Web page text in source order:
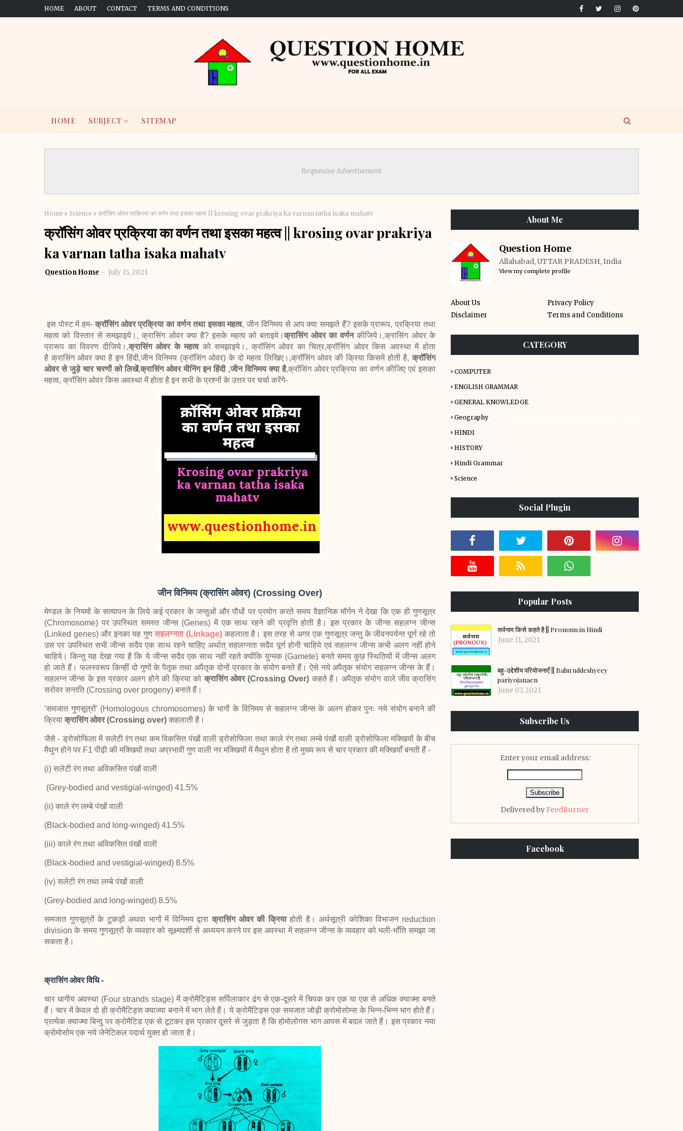
HOME ABOUT CONTACT TERMS AND CONDITIONS
HOME SUBJECT SITEMAP
Responsive Advertisement
Home Science क्रॉसिंग ओवर प्रक्रिया का वर्णन तथा इसका महत्व || krosing ovar prakriya ka varnan tatha isaka mahatv
क्रॉसिंग ओवर प्रक्रिया का वर्णन तथा इसका महत्व || krosing ovar prakriya
ka varnan tatha isaka mahatv
Question Home July 15, 2021
इस पोस्ट में हम-क्रॉसिंग ओवर प्रक्रिया का वर्णन तथा इसका महत्व, जीन विनिमय से आप क्या समझते हैं? इसके प्रारूप, प्रक्रिया तथा
महत्व को विस्तार से समझाइये।, क्रासिंग ओवर क्या है? इसके महत्व को बताइये।क्रासिंग ओवर का वर्णनकीजिये।,क्रासिंग ओवर के
प्रारूप का विवरण दीजिये।,क्रासिंग ओवर के महत्व को समझाइये।, क्रॉसिंग ओवर का चित्र,क्रॉसिंग ओवर किस अवस्था में होता
है क्रासिंग ओवर क्या है इन हिंदी,जीन विनिमय (क्रॉसिंग ओवर) के दो महत्व लिखिए।,क्रॉसिंग ओवर की क्रिया किसमें होती है, क्रॉसिंग
ओवर से जुड़े चार चरणों को लिखें,क्रासिंग ओवर मीनिंग इन हिंदी ,जीन विनिमय क्या है,क्रॉसिंग ओवर प्रक्रिया का वर्णन कीजिए एवं इसका
महत्व, क्रॉसिंग ओवर किस अवस्था में होता है इन सभी के प्रश्नों के उत्तर पर चर्चा करेंगे-
जीन विनिमय (क्रासिंग ओवर) (Crossing Over)
मेण्डल के नियमों के सत्यापन के लिये कई प्रकार के जन्तुओं और पौधों पर प्रयोग करते समय वैज्ञानिक मॉर्गन ने देखा कि एक ही गुणसूत्र
(Chromosome) पर उपस्थित समस्त जीन्स (Genes) में एक साथ रहने की प्रवृत्ति होती है। इस प्रकार के जीन्स सहलग्न जीन्स
(Linked genes) और इनका यह गुणसहलग्नता (Linkage) कहलाता है। इस तरह से अगर एक गुणसूत्र जन्तु के जीवनपर्यन्त पूर्ण रहे तो
उस पर उपस्थित सभी जीन्स सदैव एक साथ रहने चाहिए अर्थात् सहलग्नता सदैव पूर्ण होनी चाहिये एवं सहलग्न जीन्स कभी अलग नहीं होने
चाहिये। किन्तु यह देखा गया है कि ये जीन्स सदैव एक साथ नहीं रहते क्योंकि युग्मक (Gamete) बनते समय कुछ स्थितियों में जीन्स अलग
हो जाते हैं। फलस्वरूप किन्हीं दो गुणों के पैतृक तथा अपैतृक दोनों प्रकार के संयोग बनते हैं। ऐसे नये अपैतृक संयोग सहलग्न जीन्स के हैं।
सहलग्न जीन्स के इस प्रकार अलग होने की क्रिया कोक्रासिंग ओवर (Crossing Over) कहते हैं। अपैतृक संयोग वाले जीव क्रासिंग
सरोवर सन्तति (Crossing over progeny) बनाते हैं।
‘समजात गुणसूत्रों' (Homologous chromosomes) के भागों के विनिमय से सहलग्न जीन्स के अलग होकर पुनः नये संयोग बनाने की
क्रियाक्रासिंग ओवर (Crossing over) कहलाती है।
जैसे - ड्रोसोफिला में सलेटी रंग तथा कम विकसित पंखों वाली ड्रोसोफिला तथा काले रंग तथा लम्बे पंखों वाली ड्रोसोफिला मक्खियों के बीच
मैथुन होने पर F1 पीढ़ी की मक्खियों तथा अप्रभावी गुण वाली नर मक्खियों में मैथुन होता है तो मुख्य रूप से चार प्रकार की मक्खियाँ बनती हैं -
(i) सलेटी रंग तथा अविकसित पंखों वाली
(Grey-bodied and vestigial-winged) 41.5%
(ii) काले रंग लम्बे पंखों वाली
(Black-bodied and long-winged) 41.5%
(iii) काले रंग तथा अविकसित पंखों वाली
(Black-bodied and vestigial-winged) 8.5%
(iv) सलेटी रंग तथा लम्बे पंखों वाली
(Grey-bodied and long-winged) 8.5%
समजात गुणसूत्रों के टुकड़ों अथवा भागों में विनिमय द्वाराक्रासिंग ओवर की क्रियाहोती है। अर्थसूत्री कोशिका विभाजन reduction
division के समय गुणसूत्रों के व्यवहार को सूक्ष्मदर्शी से अध्ययन करने पर इस अवस्था में सहलग्न जीन्स के व्यवहार को भली-भाँति समझा जा
सकता है।
क्रासिंग ओवर विधि -
चार धागीय अवस्था (Four strands stage) में क्रोमैटिड्स सर्पिलाकार ढंग से एक-दूसरे में चिपक कर एक या एक से अधिक क्याज्मा बनते
हैं। चार में केवल दो ही क्रोमैटिड्सक्याज्या बनाने में भाग लेते हैं। ये क्रोमैटिड्स एक समजात जोड़ी क्रोमोसोम्स के भिन्न-भिन्न भाग होतेहैं।
प्रत्येक क्याज्मा बिन्दु पर क्रोमैटिड एक से टूटकर इस प्रकार दूसरे से जुड़ता है कि होमोलोगस भागआपस में बदल जाते हैं। इस प्रकार नया
क्रोमोसोम एक नये जेनेटिकल पदार्थ युक्त हो जाता है।
About Me
Question Home
Allahabad, UTTAR PRADESH, India
View my complete profile
About Us
Privacy Policy
Disclaimer
Terms and Conditions
CATEGORY
COMPUTER
ENGLISH GRAMMAR
GENERAL KNOWLEDGE
Geography
HINDI
HISTORY
Hindi Grammar
Science
Social Plugin
Popular Posts
सर्वनाम किसे कहते है || Pronoun in Hindi
June 11, 2021
बहु-उद्देशीय परियोजनाएँ || Bahu uddeshyeey
pariyojanaen
June 07, 2021
Subscribe Us
Enter your email address:
Delivered by FeedBurner
Facebook